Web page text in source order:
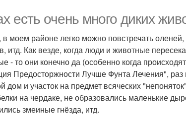
очень много диких
моем районе легко можно повстречать оленей,
итд. Как везде, когда люди и животные
- то они конечно да (особенно когда
Предосторжности Лучше Фунта Лечения", раз
и участок на предмет всяческих
на чердаке, не образовались маленькие
змеиные гнёзда, итд.